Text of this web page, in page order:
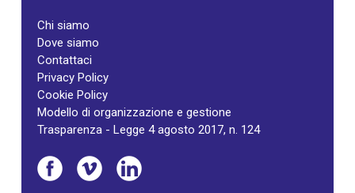
Chi siamo
Dove siamo
Contattaci
Privacy Policy
Cookie Policy
Modello di organizzazione e gestione
Trasparenza - Legge 4 agosto 2017, n. 124